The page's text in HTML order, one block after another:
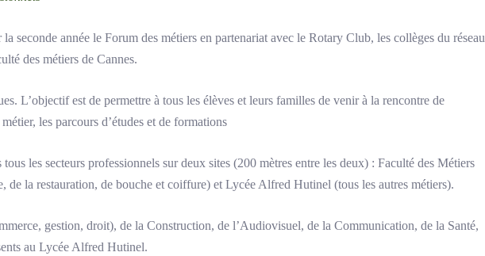
seconde année le Forum des métiers en partenariat avec le Rotary Club, les collèges du réseau
des métiers de Cannes.
L’objectif est de permettre à tous les élèves et leurs familles de venir à la rencontre de
les parcours d’études et de formations
tous les secteurs professionnels sur deux sites (200 mètres entre les deux) : Faculté des Métiers
de la restauration, de bouche et coiffure) et Lycée Alfred Hutinel (tous les autres métiers).
gestion, droit), de la Construction, de l’Audiovisuel, de la Communication, de la Santé,
au Lycée Alfred Hutinel.